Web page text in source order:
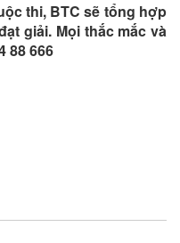
thi, BTC sẽ tổng hợp
giải. Mọi thắc mắc và
88 666